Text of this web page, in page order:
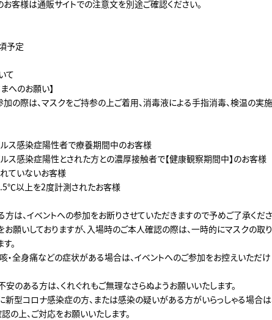
客様は通販サイトでの注意文を別途ご確認ください。
予定
て
へのお願い】
の際は、マスクをご持参の上ご着用、消毒液による手指消毒、検温の実
ルス感染症陽性者で療養期間中のお客様
ルス感染症陽性とされた方との濃厚接触者で【健康観察期間中】のお客様
ていないお客様
以上を2度計測されたお客様
方は、イベントへの参加をお断りさせていただきますので予めご了承くださ
願いしておりますが、入場時のご本人確認の際は、一時的にマスクの取
。
・全身痛などの症状がある場合は、イベントへのご参加をお控えいただ
のある方は、くれぐれもご無理なさらぬようお願いいたします。
型コロナ感染症の方、または感染の疑いがある方がいらっしゃる場合
の上、ご対応をお願いいたします。